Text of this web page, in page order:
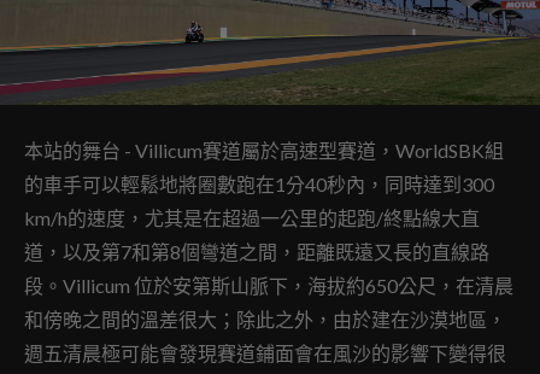
本站的舞台 - Villicum賽道屬於高速型賽道，WorldSBK組
的車手可以輕鬆地將圈數跑在1分40秒內，同時達到300
km/h的速度，尤其是在超過一公里的起跑/終點線大直
道，以及第7和第8個彎道之間，距離既遠又長的直線路
段。Villicum 位於安第斯山脈下，海拔約650公尺，在清晨
和傍晚之間的溫差很大；除此之外，由於建在沙漠地區，
週五清晨極可能會發現賽道鋪面會在風沙的影響下變得很